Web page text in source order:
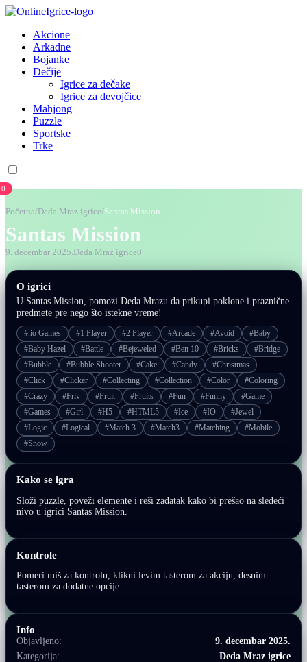
Akcione
Arkadne
Bojanke
Dečije
Igrice za dečake
Igrice za devojčice
Mahjong
Puzzle
Sportske
Trke
0
Početna/ Deda Mraz igrice/Santas Mission
Santas Mission
9. decembar 2025.Deda Mraz igrice0
O igrici
U Santas Mission, pomozi Deda Mrazu da prikupi poklone i praznične
predmete pre nego što istekne vreme!
#.io Games #1 Player #2 Player #Arcade #Avoid
#Baby
#Baby Hazel
#Battle #Bejeweled #Ben 10 #Bricks
#Bridge
#Bubble
#Bubble Shooter #Cake #Candy
#Christmas
#Click
#Clicker #Collecting #Collection #Color
#Coloring
#Crazy
#Friv #Fruit #Fruits #Fun #Funny
#Game
#Games
#Girl #H5 #HTML5 #Ice #IO
#Jewel
#Logic
#Logical #Match 3 #Match3 #Matching
#Mobile
#Snow
Kako se igra
Složi puzzle, poveži elemente i reši zadatak kako bi prešao na sledeći
nivo u igrici Santas Mission.
Kontrole
Pomeri miš za kontrolu, klikni levim tasterom za akciju, desnim
tasterom za dodatne opcije.
Info
Objavljeno:
9. decembar 2025.
Kategorija:
Deda Mraz igrice